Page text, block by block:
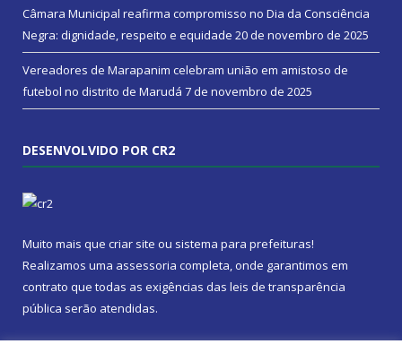
Câmara Municipal reafirma compromisso no Dia da Consciência
Negra: dignidade, respeito e equidade 20 de novembro de 2025
Vereadores de Marapanim celebram união em amistoso de
futebol no distrito de Marudá 7 de novembro de 2025
DESENVOLVIDO POR CR2
Muito mais que criar site ou sistema para prefeituras!
Realizamos uma assessoria completa, onde garantimos em
contrato que todas as exigências das leis de transparência
pública serão atendidas.